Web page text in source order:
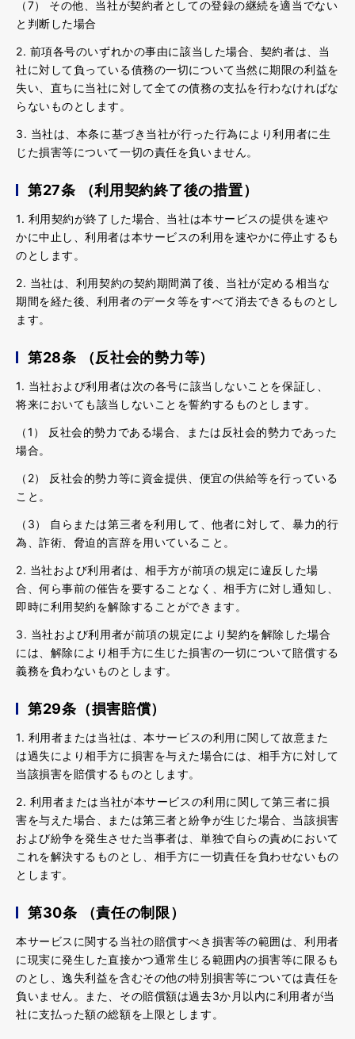
（7） その他、当社が契約者としての登録の継続を適当でない
と判断した場合
2. 前項各号のいずれかの事由に該当した場合、契約者は、当
社に対して負っている債務の一切について当然に期限の利益を
失い、直ちに当社に対して全ての債務の支払を行わなければな
らないものとします。
3. 当社は、本条に基づき当社が行った行為により利用者に生
じた損害等について一切の責任を負いません。
第27条 （利用契約終了後の措置）
1. 利用契約が終了した場合、当社は本サービスの提供を速や
かに中止し、利用者は本サービスの利用を速やかに停止するも
のとします。
2. 当社は、利用契約の契約期間満了後、当社が定める相当な
期間を経た後、利用者のデータ等をすべて消去できるものとし
ます。
第28条 （反社会的勢力等）
1. 当社および利用者は次の各号に該当しないことを保証し、
将来においても該当しないことを誓約するものとします。
（1） 反社会的勢力である場合、または反社会的勢力であった
場合。
（2） 反社会的勢力等に資金提供、便宜の供給等を行っている
こと。
（3） 自らまたは第三者を利用して、他者に対して、暴力的行
為、詐術、脅迫的言辞を用いていること。
2. 当社および利用者は、相手方が前項の規定に違反した場
合、何ら事前の催告を要することなく、相手方に対し通知し、
即時に利用契約を解除することができます。
3. 当社および利用者が前項の規定により契約を解除した場合
には、解除により相手方に生じた損害の一切について賠償する
義務を負わないものとします。
第29条（損害賠償）
1. 利用者または当社は、本サービスの利用に関して故意また
は過失により相手方に損害を与えた場合には、相手方に対して
当該損害を賠償するものとします。
2. 利用者または当社が本サービスの利用に関して第三者に損
害を与えた場合、または第三者と紛争が生じた場合、当該損害
および紛争を発生させた当事者は、単独で自らの責めにおいて
これを解決するものとし、相手方に一切責任を負わせないもの
とします。
第30条 （責任の制限）
本サービスに関する当社の賠償すべき損害等の範囲は、利用者
に現実に発生した直接かつ通常生じる範囲内の損害等に限るも
のとし、逸失利益を含むその他の特別損害等については責任を
負いません。また、その賠償額は過去3か月以内に利用者が当
社に支払った額の総額を上限とします。